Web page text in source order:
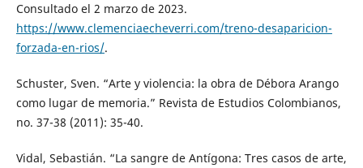
Consultado el 2 marzo de 2023.
https://www.clemenciaecheverri.com/treno-desaparicion-
forzada-en-rios/.
Schuster, Sven. “Arte y violencia: la obra de Débora Arango
como lugar de memoria.” Revista de Estudios Colombianos,
no. 37-38 (2011): 35-40.
Vidal, Sebastián. “La sangre de Antígona: Tres casos de arte,